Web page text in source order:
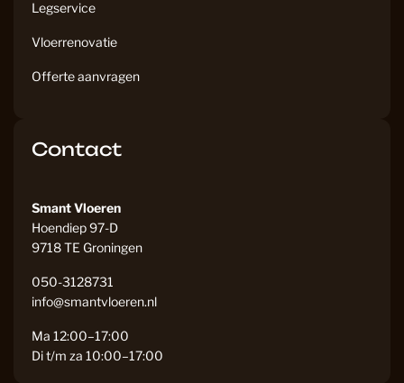
Legservice
Vloerrenovatie
Offerte aanvragen
Contact
Smant Vloeren
Hoendiep 97-D
9718 TE Groningen
050-3128731
info@smantvloeren.nl
Ma 12:00–17:00
Di t/m za 10:00–17:00